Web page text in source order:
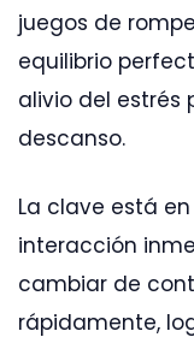
juegos de
equilibrio
alivio del
descanso.
La clave está
interacción
cambiar de
rápidamente,